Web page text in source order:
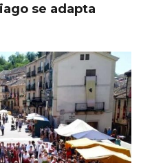
se adapta
San Miguel del